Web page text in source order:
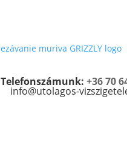
Telefonszámunk: +36 70
info@utolagos-